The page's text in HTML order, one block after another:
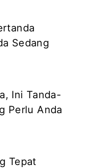
Sedang
Ini Tanda-
Perlu Anda
Tepat